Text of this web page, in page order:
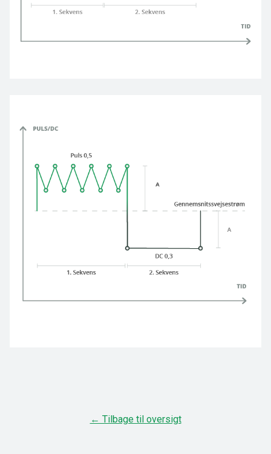
← Tilbage til oversigt